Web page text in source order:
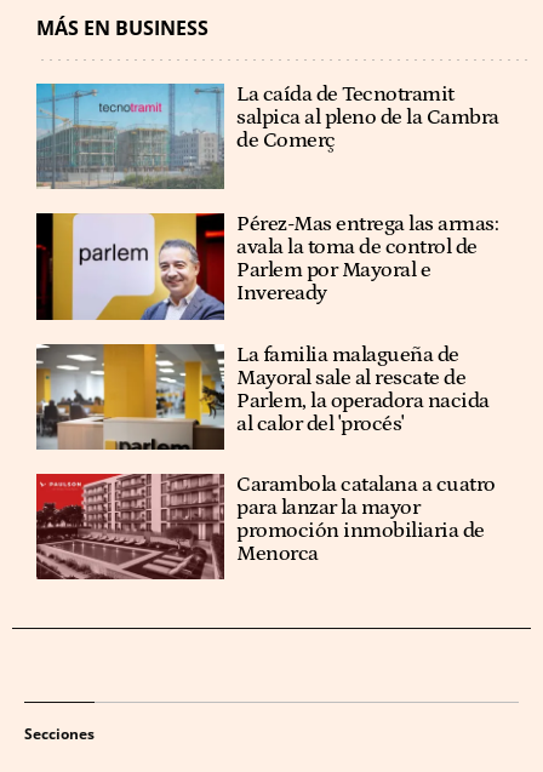
MÁS EN BUSINESS
La caída de Tecnotramit
salpica al pleno de la Cambra
de Comerç
Pérez-Mas entrega las armas:
avala la toma de control de
Parlem por Mayoral e
Inveready
La familia malagueña de
Mayoral sale al rescate de
Parlem, la operadora nacida
al calor del 'procés'
Carambola catalana a cuatro
para lanzar la mayor
promoción inmobiliaria de
Menorca
Secciones